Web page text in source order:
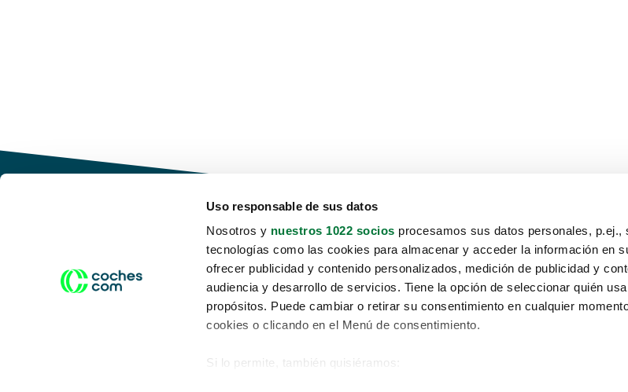
Uso responsable de sus datos
Nosotros y nuestros 1022 socios procesamos sus datos personales, p.ej.,
tecnologías como las cookies para almacenar y acceder la información en
ofrecer publicidad y contenido personalizados, medición de publicidad y
audiencia y desarrollo de servicios. Tiene la opción de seleccionar quién
propósitos. Puede cambiar o retirar su consentimiento en cualquier
cookies o clicando en el Menú de consentimiento.
Si lo permite, también quisiéramos:
Conduce tu futuro,
desata tu movilidad